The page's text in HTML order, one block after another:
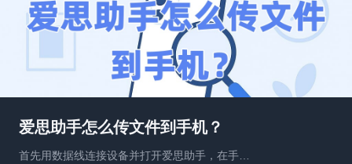
爱思助手怎么传文件到手机？
首先用数据线连接设备并打开爱思助手，在手…